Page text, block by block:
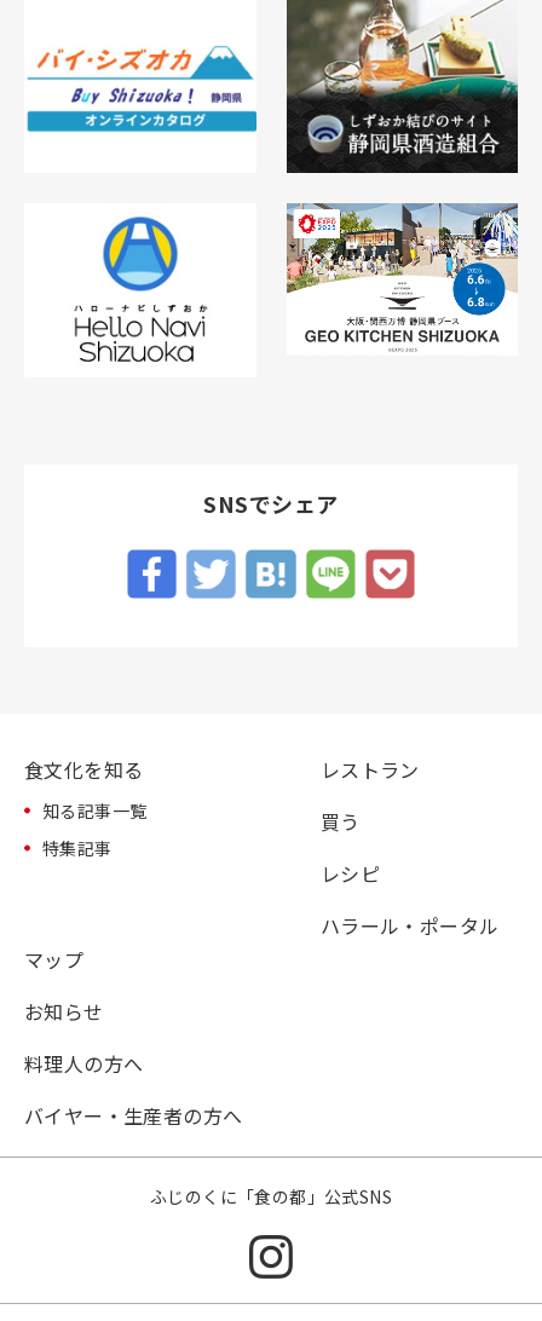
SNSでシェア
食文化を知る
知る記事一覧
特集記事
レストラン
買う
レシピ
ハラール・ポータル
マップ
お知らせ
料理人の方へ
バイヤー・生産者の方へ
ふじのくに「食の都」公式SNS